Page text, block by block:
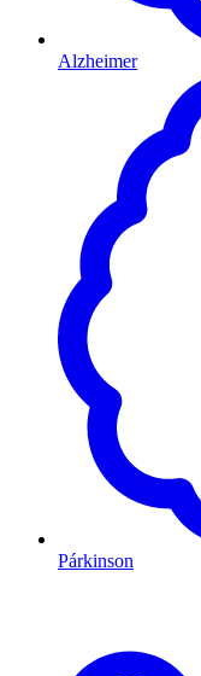
Alzheimer
Párkinson